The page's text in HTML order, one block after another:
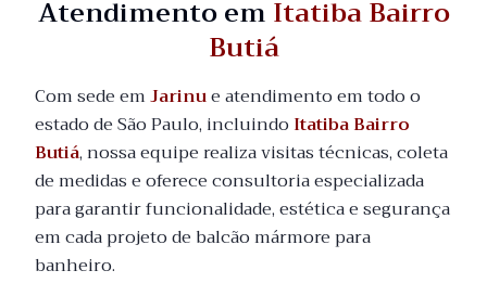
Atendimento emItatiba Bairro
Butiá
Com sede emJarinue atendimento em todo o
estado de São Paulo, incluindo Itatiba Bairro
Butiá, nossa equipe realiza visitas técnicas, coleta
de medidas e oferece consultoria especializada
para garantir funcionalidade, estética e segurança
em cada projeto de balcão mármore para
banheiro.